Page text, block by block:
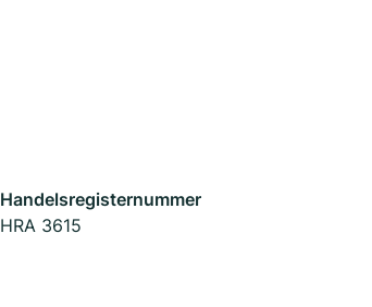
Handelsregisternummer
HRA 3615